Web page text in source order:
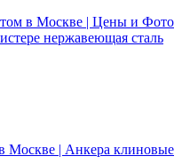
нержавеющая сталь